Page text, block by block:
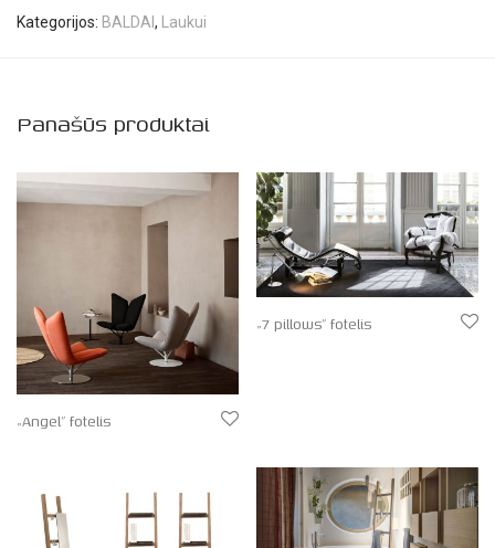
Kategorijos: BALDAI , Laukui
Panašūs produktai
„Angel” fotelis
„7 pillows” fotelis